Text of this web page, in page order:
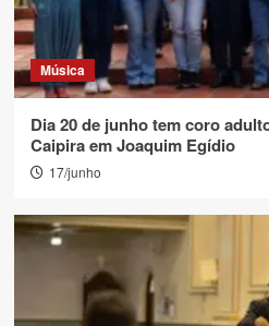
Música
Dia 20 de junho tem coro
Caipira em Joaquim Egídio
17/junho